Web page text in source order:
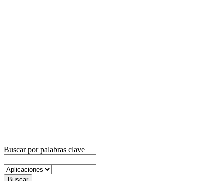
Buscar por palabras clave